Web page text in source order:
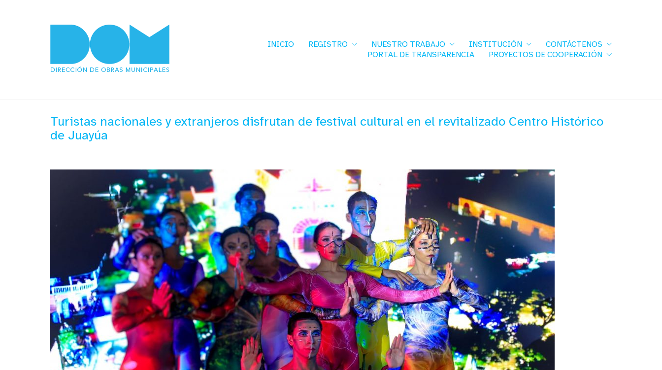
INICIO REGISTRO NUESTRO TRABAJO INSTITUCIÓN
CONTÁCTENOS
PORTAL DE TRANSPARENCIA
PROYECTOS DE COOPERACIÓN
Turistas nacionales y extranjeros disfrutan de festival cultural en el revitalizado Centro Histórico
de Juayúa